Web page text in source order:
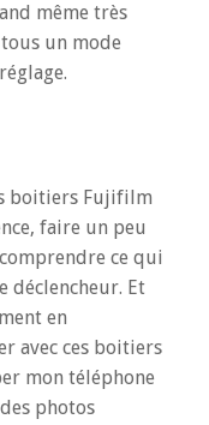
même très
un mode
boitiers Fujifilm
faire un peu
ce qui
déclencheur. Et
en
avec ces boitiers
mon téléphone
photos